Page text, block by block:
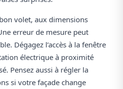
volet, aux dimensions
erreur de mesure peut
Dégagez l’accès à la fenêtre
électrique à proximité
Pensez aussi à régler la
si votre façade change